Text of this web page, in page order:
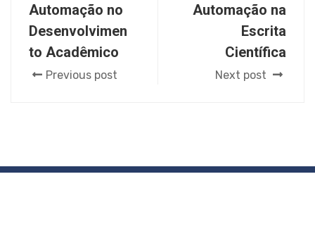
Automação no
Desenvolvimen
to Acadêmico
Previous post
Automação na
Escrita
Científica
Next post